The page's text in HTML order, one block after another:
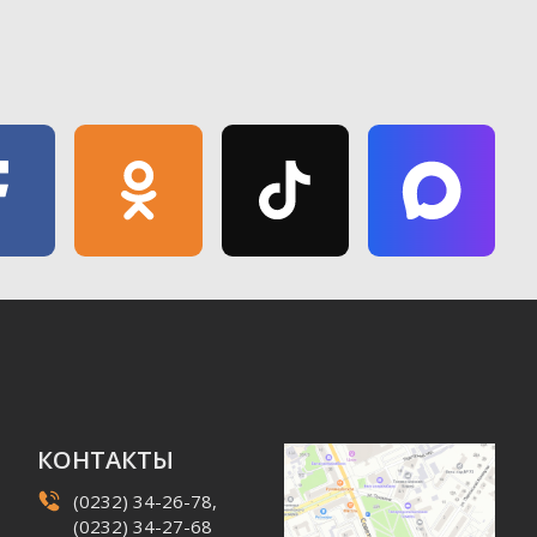
КОНТАКТЫ
(0232) 34-26-78,
(0232) 34-27-68